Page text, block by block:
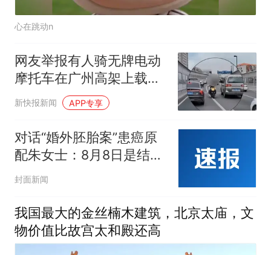
心在跳动n
网友举报有人骑无牌电动
摩托车在广州高架上载人
逆行，交警：驾驶人已被
新快报新闻 APP专享
对话“婚外胚胎案”患癌原
配朱女士：8月8日是结婚
20周年纪念日，不后悔自
封面新闻
我国最大的金丝楠木建筑，北京太庙，文
物价值比故宫太和殿还高